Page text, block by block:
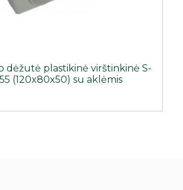
dėžutė plastikinė virštinkinė S-
(120x80x50) su aklėmis